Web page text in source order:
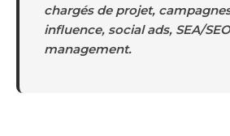
chargés de projet,
influence, social ads, SEA/
management.